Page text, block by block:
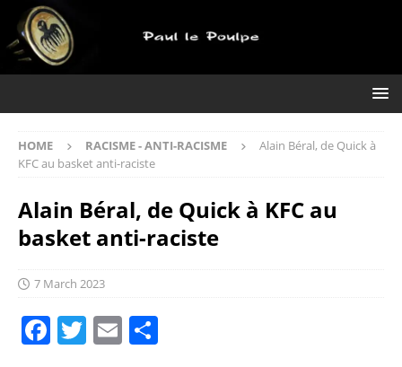
HOME RACISME - ANTI-RACISME
Alain Béral, de Quick à
KFC au basket anti-raciste
Alain Béral, de Quick à KFC au
basket anti-raciste
7 March 2023
F T E